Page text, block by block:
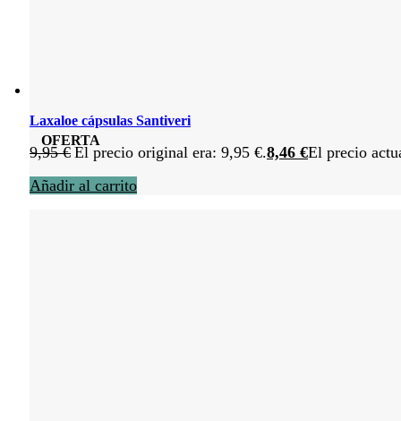
OFERTA
Laxaloe cápsulas Santiveri
9,95€ El precio original era: 9,95 €.8,46 €El precio
Añadir al carrito